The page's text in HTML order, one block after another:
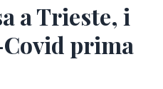
a Trieste, i
prima